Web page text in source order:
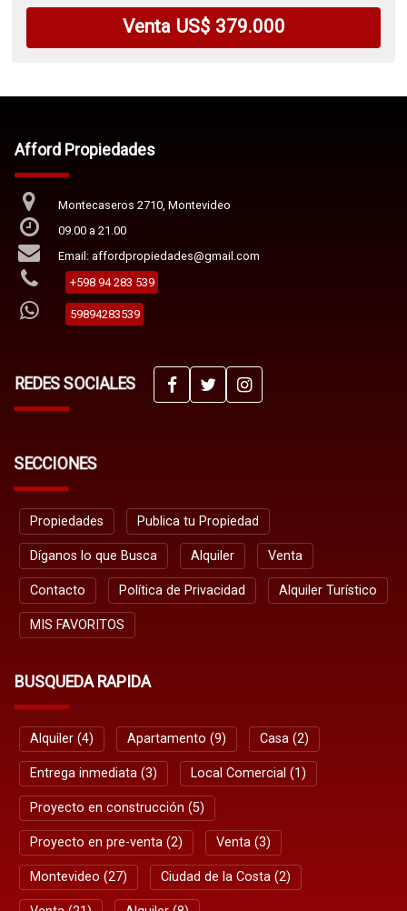
Venta US$ 379.000
Afford Propiedades
Montecaseros 2710, Montevideo
09.00 a 21.00
Email: affordpropiedades@gmail.com
+598 94 283 539
59894283539
REDES SOCIALES
SECCIONES
Propiedades Publica tu Propiedad
Díganos lo que Busca Alquiler Venta
Contacto Política de Privacidad Alquiler Turístico
MIS FAVORITOS
BUSQUEDA RAPIDA
Alquiler (4) Apartamento (9) Casa (2)
Entrega inmediata (3) Local Comercial (1)
Proyecto en construcción (5)
Proyecto en pre-venta (2) Venta (3)
Montevideo (27) Ciudad de la Costa (2)